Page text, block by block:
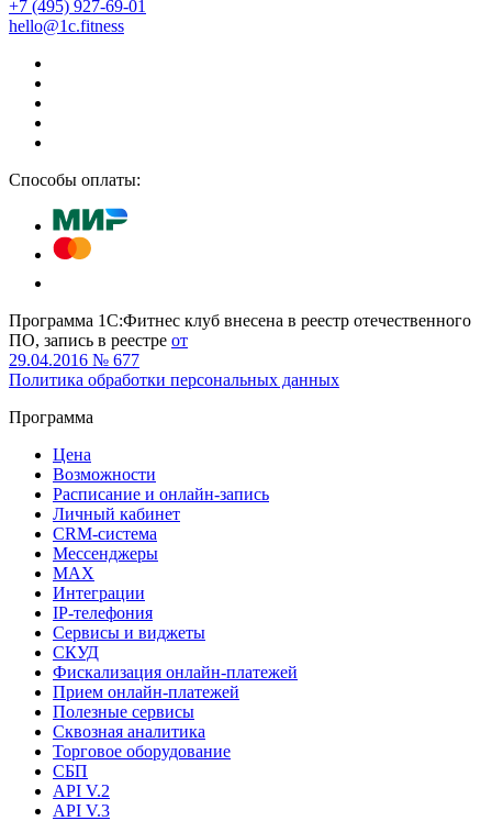
+7 (495) 927-69-01
hello@1c.fitness
Способы оплаты:
Программа 1С:Фитнес клуб внесена в реестр отечественного
ПО, запись в реестре от
29.04.2016 № 677
Политика обработки персональных данных
Программа
Цена
Возможности
Расписание и онлайн-запись
Личный кабинет
CRM-система
Мессенджеры
MAX
Интеграции
IP-телефония
Сервисы и виджеты
СКУД
Фискализация онлайн‑платежей
Прием онлайн-платежей
Полезные сервисы
Сквозная аналитика
Торговое оборудование
СБП
API V.2
API V.3